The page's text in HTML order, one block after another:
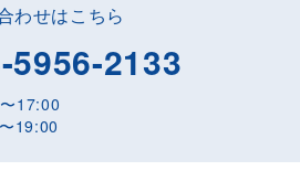
わせはこちら
5956-2133
17:00
19:00